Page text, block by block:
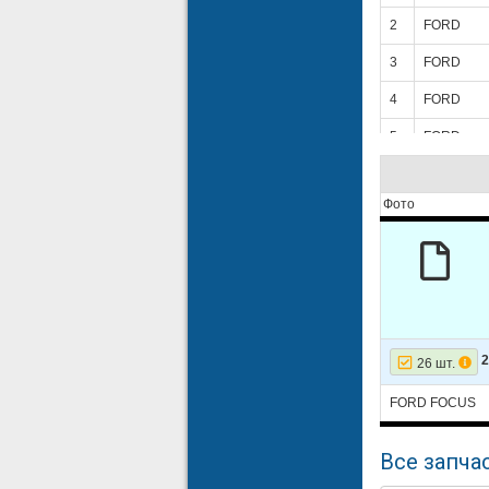
2 FORD
3 FORD
4 FORD
5 FORD
7
FORD
FORD
11 FORD
12 FORD
14 FORD
Фото
26 шт.
FORD FOCUS
Все